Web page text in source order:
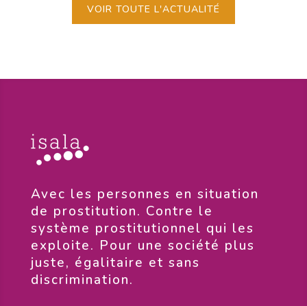
VOIR TOUTE L'ACTUALITÉ
​Avec les personnes en situation
de prostitution. Contre le
système prostitutionnel qui les
exploite. Pour une société plus
juste, égalitaire et sans
discrimination.